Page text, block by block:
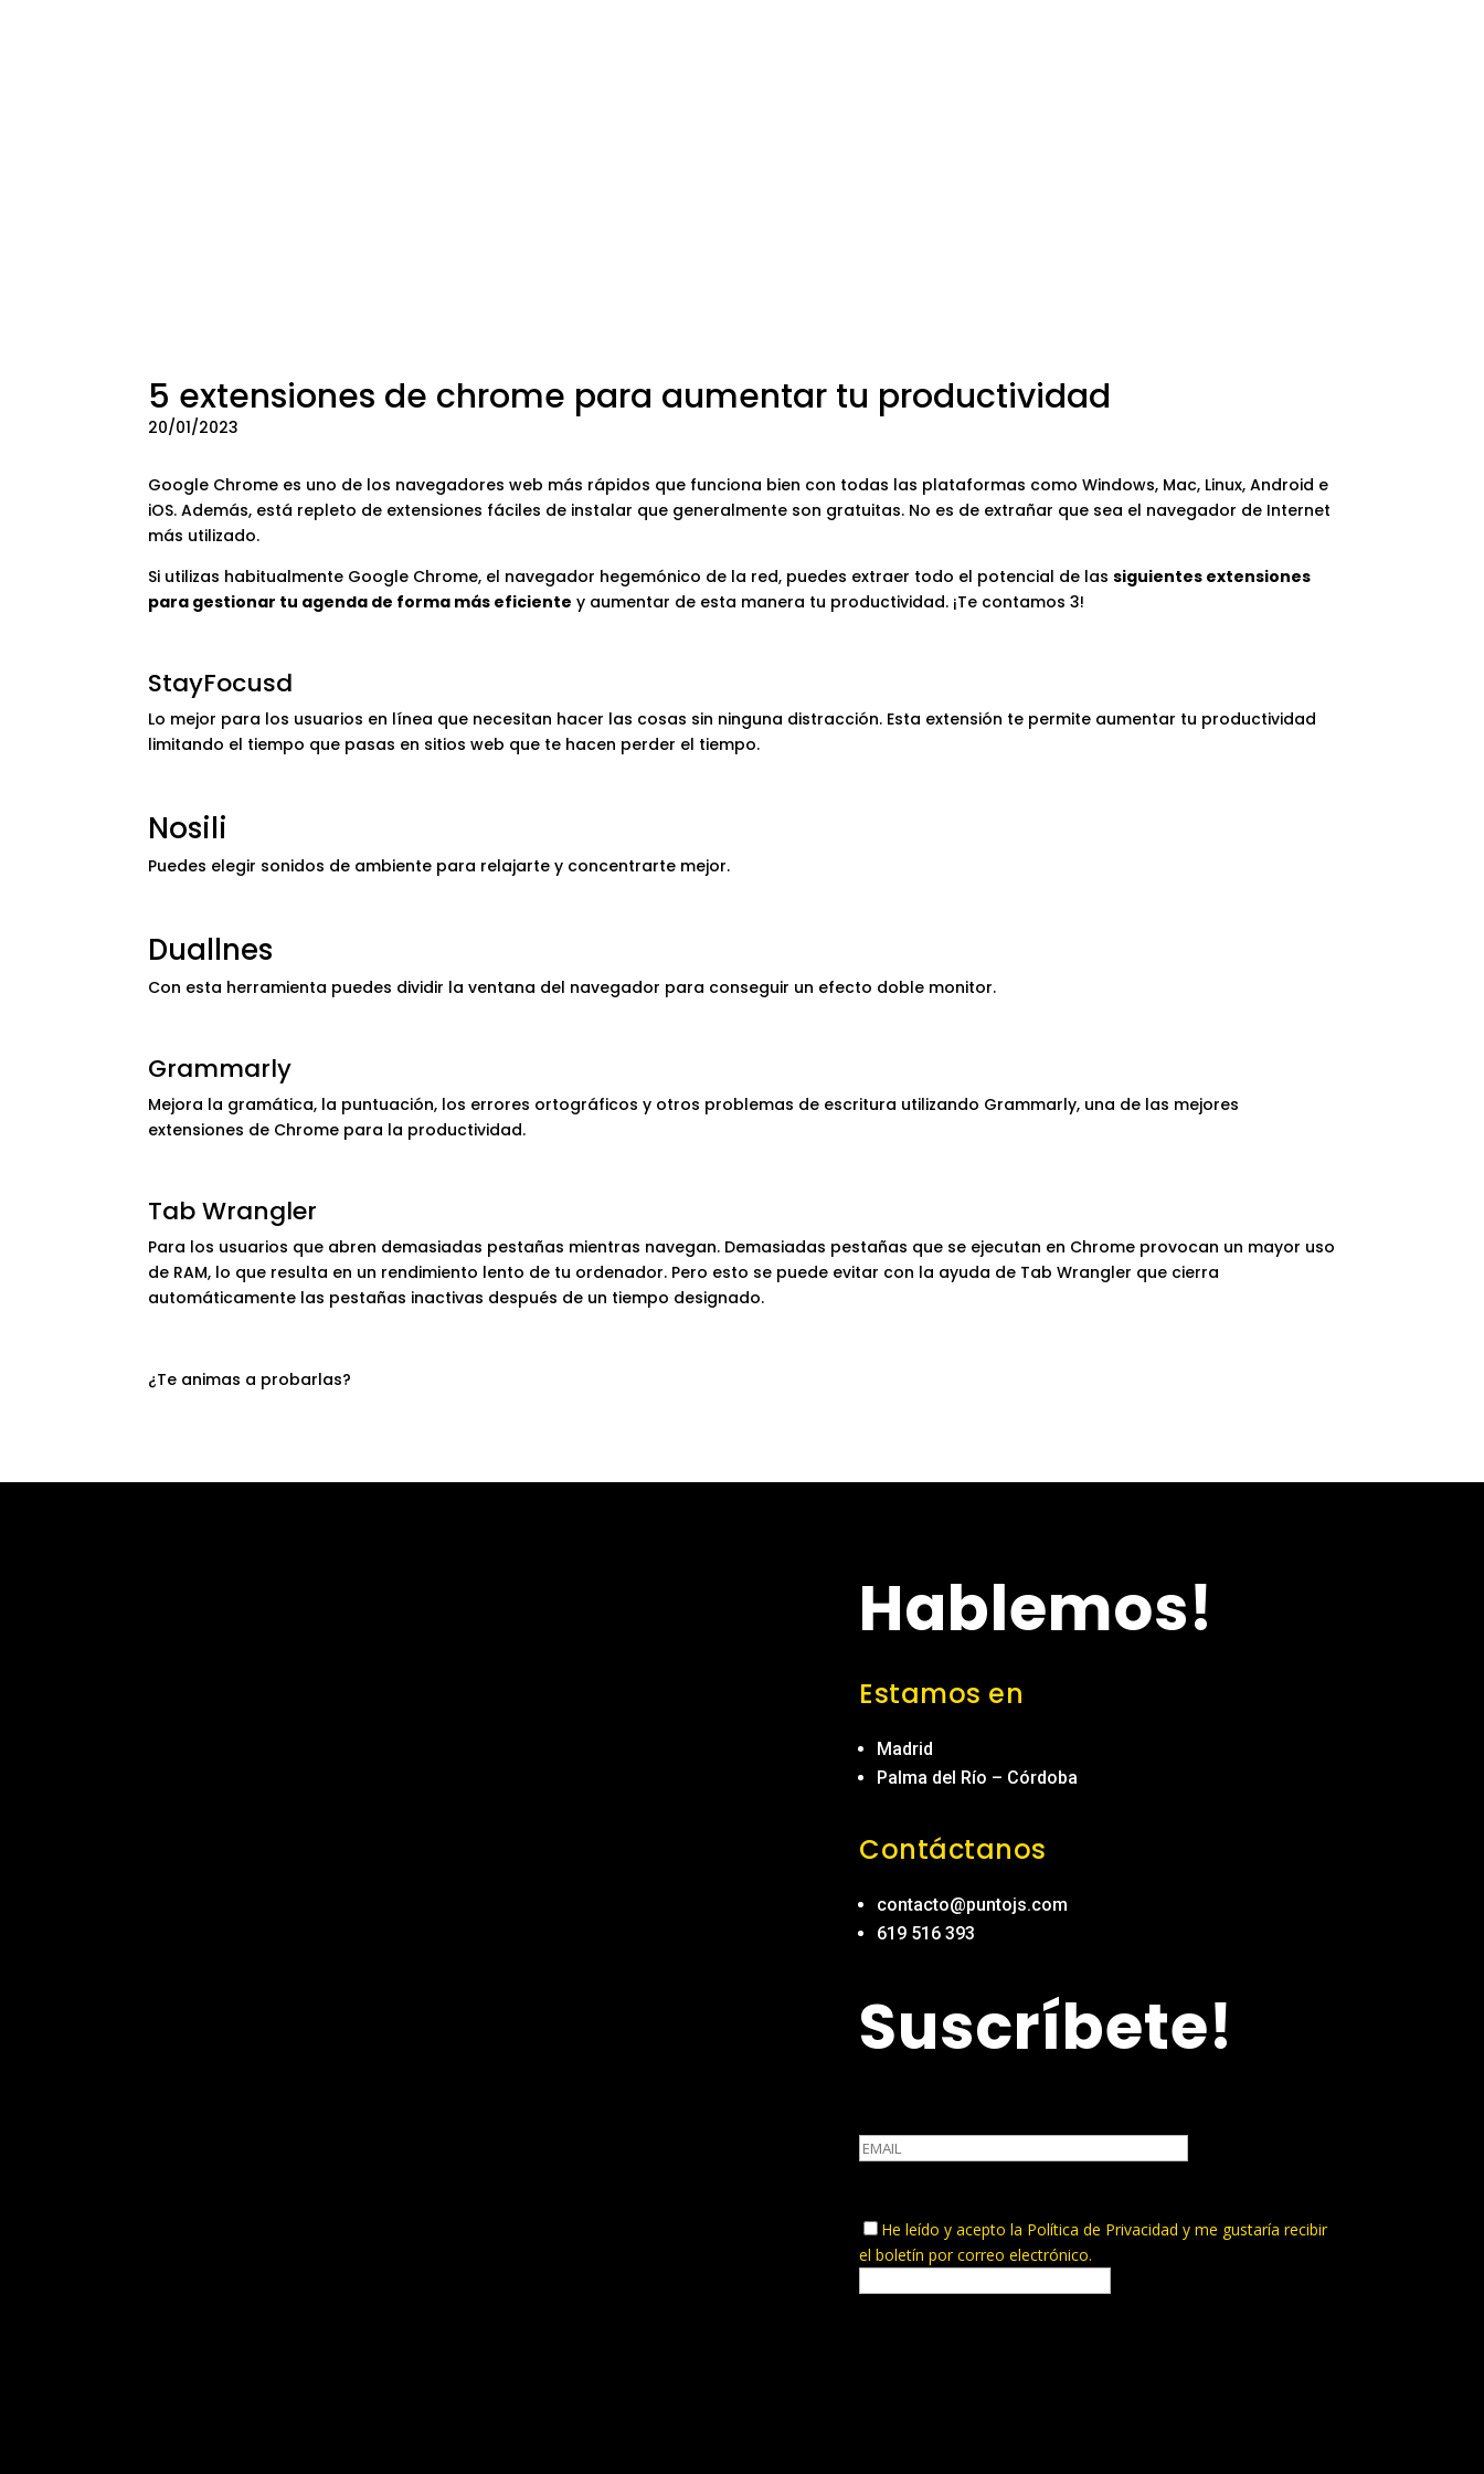
5 extensiones de chrome para aumentar tu productividad
20/01/2023
Google Chrome es uno de los navegadores web más rápidos que funciona bien con todas las plataformas como Windows, Mac, Linux, Android e
iOS. Además, está repleto de extensiones fáciles de instalar que generalmente son gratuitas. No es de extrañar que sea el navegador de Internet
más utilizado.
Si utilizas habitualmente Google Chrome, el navegador hegemónico de la red, puedes extraer todo el potencial de lassiguientes extensiones
para gestionar tu agenda de forma más eficiente y aumentar de esta manera tu productividad. ¡Te contamos 3!
StayFocusd
Lo mejor para los usuarios en línea que necesitan hacer las cosas sin ninguna distracción. Esta extensión te permite aumentar tu productividad
limitando el tiempo que pasas en sitios web que te hacen perder el tiempo.
Nosili
Puedes elegir sonidos de ambiente para relajarte y concentrarte mejor.
Duallnes
Con esta herramienta puedes dividir la ventana del navegador para conseguir un efecto doble monitor.
Grammarly
Mejora la gramática, la puntuación, los errores ortográficos y otros problemas de escritura utilizando Grammarly, una de las mejores
extensiones de Chrome para la productividad.
Tab Wrangler
Para los usuarios que abren demasiadas pestañas mientras navegan. Demasiadas pestañas que se ejecutan en Chrome provocan un mayor uso
de RAM, lo que resulta en un rendimiento lento de tu ordenador. Pero esto se puede evitar con la ayuda de Tab Wrangler que cierra
automáticamente las pestañas inactivas después de un tiempo designado.
¿Te animas a probarlas?
Hablemos!
Estamos en
Madrid
Palma del Río – Córdoba
Contáctanos
contacto@puntojs.com
619 516 393
Suscríbete!
He leído y acepto la Política de Privacidad y me gustaría recibir
el boletín por correo electrónico.